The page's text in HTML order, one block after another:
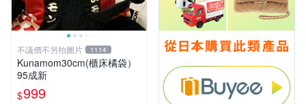
不議價不另拍圖片 1114
Kunamom30cm(櫃床橘袋）
95成新
$999